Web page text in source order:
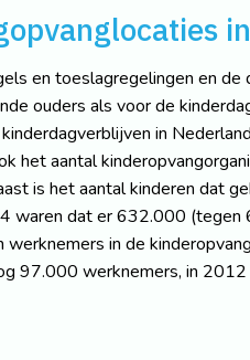
en toeslagregelingen en de
ouders als voor de
in
het aantal
is het aantal kinderen dat
waren dat er 632.000 (tegen
in de
97.000 werknemers, in